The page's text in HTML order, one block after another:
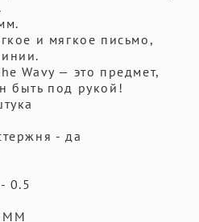
и мягкое письмо,
Wavy — это предмет,
быть под рукой!
- да
0.5
ММ